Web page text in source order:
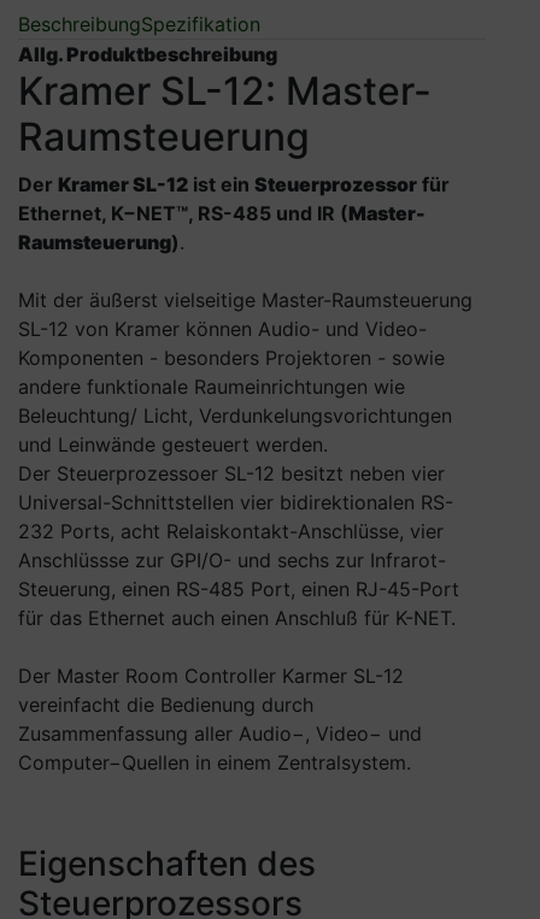
BeschreibungSpezifikation
Allg. Produktbeschreibung
Kramer SL-12: Master-
Raumsteuerung
Der Kramer SL-12 ist ein Steuerprozessor für
Ethernet, K−NET™, RS-485 und IR (Master-
Raumsteuerung).
Mit der äußerst vielseitige Master-Raumsteuerung
SL-12 von Kramer können Audio- und Video-
Komponenten - besonders Projektoren - sowie
andere funktionale Raumeinrichtungen wie
Beleuchtung/ Licht, Verdunkelungsvorichtungen
und Leinwände gesteuert werden.
Der Steuerprozessoer SL-12 besitzt neben vier
Universal-Schnittstellen vier bidirektionalen RS-
232 Ports, acht Relaiskontakt-Anschlüsse, vier
Anschlüssse zur GPI/O- und sechs zur Infrarot-
Steuerung, einen RS-485 Port, einen RJ-45-Port
für das Ethernet auch einen Anschluß für K-NET.
Der Master Room Controller Karmer SL-12
vereinfacht die Bedienung durch
Zusammenfassung aller Audio−, Video− und
Computer−Quellen in einem Zentralsystem.
Eigenschaften des
Steuerprozessors